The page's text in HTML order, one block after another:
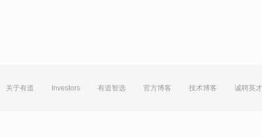
关于有道 Investors 有道智选 官方博客 技术博客 诚聘英才